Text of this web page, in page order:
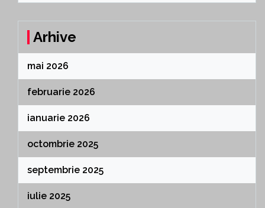
Arhive
mai 2026
februarie 2026
ianuarie 2026
octombrie 2025
septembrie 2025
iulie 2025